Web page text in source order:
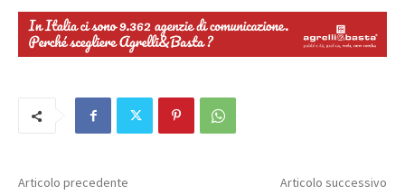
Articolo precedente Articolo successivo